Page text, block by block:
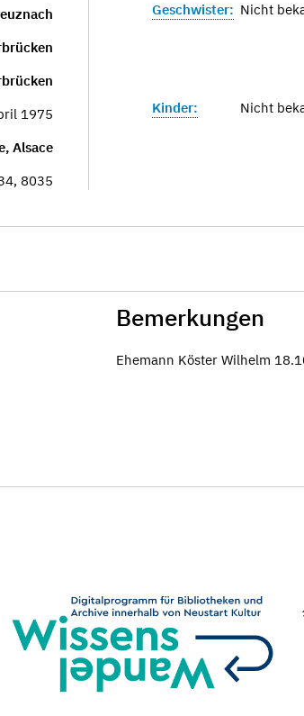
1975
Alsace
8035
Geschwister: Nicht
Kinder: Nicht
Bemerkungen
Ehemann Köster Wilhelm